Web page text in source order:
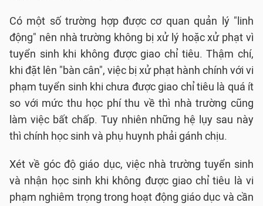
Có một số trường hợp được cơ quan quản lý "linh
động" nên nhà trường không bị xử lý hoặc xử phạt vì
tuyển sinh khi không được giao chỉ tiêu. Thậm chí,
khi đặt lên "bàn cân", việc bị xử phạt hành chính với vi
phạm tuyển sinh khi chưa được giao chỉ tiêu là quá ít
so với mức thu học phí thu về thì nhà trường cũng
làm việc bất chấp. Tuy nhiên những hệ lụy sau này
thì chính học sinh và phụ huynh phải gánh chịu.
Xét về góc độ giáo dục, việc nhà trường tuyển sinh
và nhận học sinh khi không được giao chỉ tiêu là vi
phạm nghiêm trọng trong hoạt động giáo dục và cần